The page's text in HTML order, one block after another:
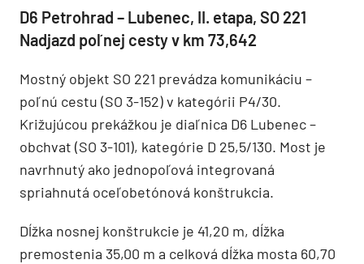
D6 Petrohrad – Lubenec, II. etapa, SO 221
Nadjazd poľnej cesty v km 73,642
Mostný objekt SO 221 prevádza komunikáciu –
poľnú cestu (SO 3-152) v kategórii P4/30.
Križujúcou prekážkou je diaľnica D6 Lubenec –
obchvat (SO 3-101), kategórie D 25,5/130. Most je
navrhnutý ako jednopoľová integrovaná
spriahnutá oceľobetónová konštrukcia.
Dĺžka nosnej konštrukcie je 41,20 m, dĺžka
premostenia 35,00 m a celková dĺžka mosta 60,70